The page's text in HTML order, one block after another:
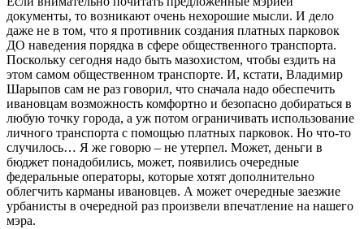
документы, то возникают очень нехорошие мысли. И дело
даже не в том, что я противник создания платных парковок
ДО наведения порядка в сфере общественного транспорта.
Поскольку сегодня надо быть мазохистом, чтобы ездить на
этом самом общественном транспорте. И, кстати, Владимир
Шарыпов сам не раз говорил, что сначала надо обеспечить
ивановцам возможность комфортно и безопасно добираться в
любую точку города, а уж потом ограничивать использование
личного транспорта с помощью платных парковок. Но что-то
случилось… Я же говорю – не утерпел. Может, деньги в
бюджет понадобились, может, появились очередные
федеральные операторы, которые хотят дополнительно
облегчить карманы ивановцев. А может очередные заезжие
урбанисты в очередной раз произвели впечатление на нашего
мэра.